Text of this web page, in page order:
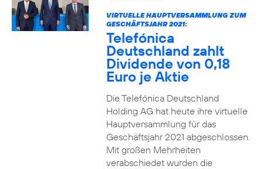
VIRTUELLE HAUPTVERSAMMLUNG ZUM
GESCHÄFTSJAHR 2021:
Telefónica
Deutschland zahlt
Dividende von 0,18
Euro je Aktie
Die Telefónica Deutschland
Holding AG hat heute ihre virtuelle
Hauptversammlung für das
Geschäftsjahr 2021 abgeschlossen.
Mit großen Mehrheiten
verabschiedet wurden die